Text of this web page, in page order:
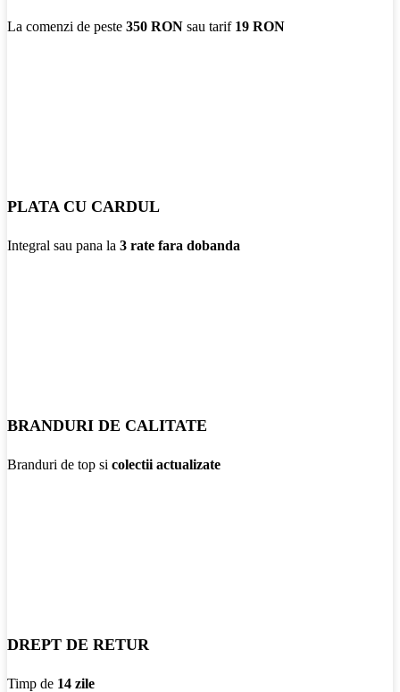
La comenzi de peste 350 RON sau tarif 19 RON
PLATA CU CARDUL
Integral sau pana la 3 rate fara dobanda
BRANDURI DE CALITATE
Branduri de top si colectii actualizate
DREPT DE RETUR
Timp de 14 zile